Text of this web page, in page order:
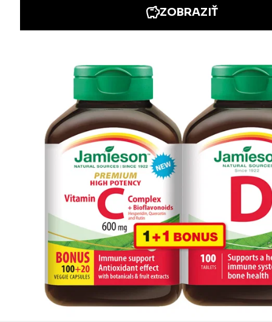
Iné stránky Jamieson
Prihlásenie do newslettra
Zadaním emailovej adresy a odoslaním formulára udeľujete svoj súhlas so
spracovaním osobných údajov na účely marketingu. Pre bližšie informácie
o spracovaní osobných údajov pozrite stránku Informácie o spracovaní
osobných údajov.
Zásady ochrany osobných údajov >>|Nastavenie súborov cookies
© 2026 INTERPHARM Slovakia, a.s. | web bycream